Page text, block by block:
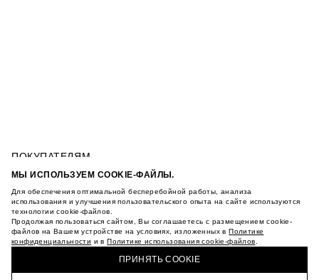
МЫ ИСПОЛЬЗУЕМ COOKIE-ФАЙЛЫ.
Для обеспечения оптимальной бесперебойной работы, анализа
использования и улучшения пользовательского опыта на сайте используются
технологии cookie-файлов.
Продолжая пользоваться сайтом, Вы соглашаетесь с размещением cookie-
файлов на Вашем устройстве на условиях, изложенных вПолитике
конфиденциальности и вПолитике использования cookie-файлов
ПРИНЯТЬ COOKIE
ПОКУПАТЕЛЯМ
УСЛОВИЯ ИСПОЛЬЗОВАНИЯ ПОДАРОЧНЫХ
ПОЛИТИКА КОНФИДЕНЦИАЛЬНОСТИ
ПОЛИТИКА COOKIE
УСЛОВИЯ ПОКУПКИ
О НАС
БРЮКИ КАРГО
КУПИТЬ + ПОЛУЧИТЬ В МАГАЗИНЕ MAAG